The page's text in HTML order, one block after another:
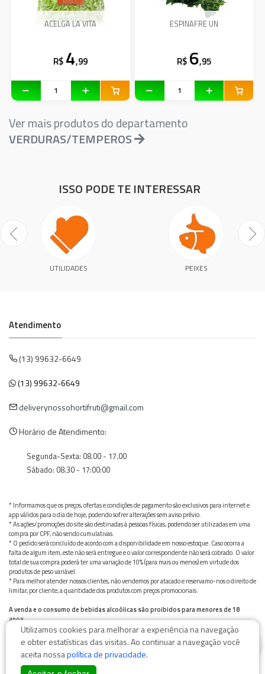
ACELGA LA VITA
R$ 4,99
ESPINAFRE UN
R$ 6,95
Ver mais produtos do departamento
VERDURAS/TEMPEROS
ISSO PODE TE INTERESSAR
UTILIDADES PEIXES
Atendimento
(13) 99632-6649
(13) 99632-6649
deliverynossohortifruti@gmail.com
Horário de Atendimento:
Segunda-Sexta: 08.00 - 17.00
Sábado: 08.30 - 17:00:00
* Informamos que os preços, ofertas e condições de pagamento são exclusivos para internet e
app válidos para o dia de hoje, podendo sofrer alterações sem aviso prévio.
* As ações/promoções do site são destinadas à pessoas físicas, podendo ser utilizadas em uma
compra por CPF, não sendo cumulativas.
* O pedido será concluído de acordo com a disponibilidade em nosso estoque. Caso ocorra a
falta de algum item, este não será entregue e o valor correspondente não será cobrado. O valor
total de sua compra poderá ter uma variação de 10% (para mais ou menos) em virtude dos
produtos de peso variável.
* Para melhor atender nossos clientes, não vendemos por atacado e reservamo-nos o direito de
limitar, por cliente, a quantidade dos produtos com preços promocionais.
A venda e o consumo de bebidas alcoólicas são proibidos para menores de 18
anos.
Bebida alcoólica pode causar dependência química e, em excesso, provoca graves males à saúde.
Beba com moderação
Utilizamos cookies para melhorar a experiência na navegação
e obter estatísticas das visitas. Ao continuar a navegação você
aceita nossapolítica de privacidade.